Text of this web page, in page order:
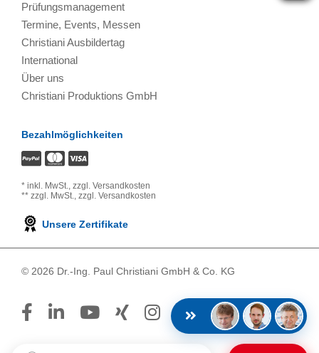
Prüfungsmanagement
Termine, Events, Messen
Christiani Ausbildertag
International
Über uns
Christiani Produktions GmbH
Bezahlmöglichkeiten
* inkl. MwSt., zzgl. Versandkosten
** zzgl. MwSt., zzgl. Versandkosten
Unsere Zertifikate
© 2026 Dr.-Ing. Paul Christiani GmbH & Co. KG